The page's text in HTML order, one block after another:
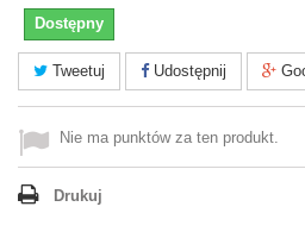
Dostępny
Tweetuj Udostępnij
Nie ma punktów za ten produkt.
Drukuj